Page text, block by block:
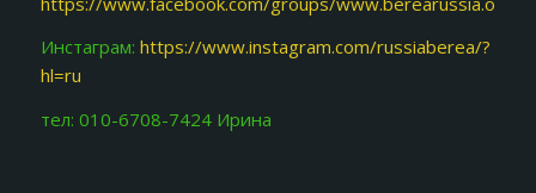
Инстаграм: https://www.instagram.com/russiaberea/?
hl=ru
тел: 010-6708-7424 Ирина